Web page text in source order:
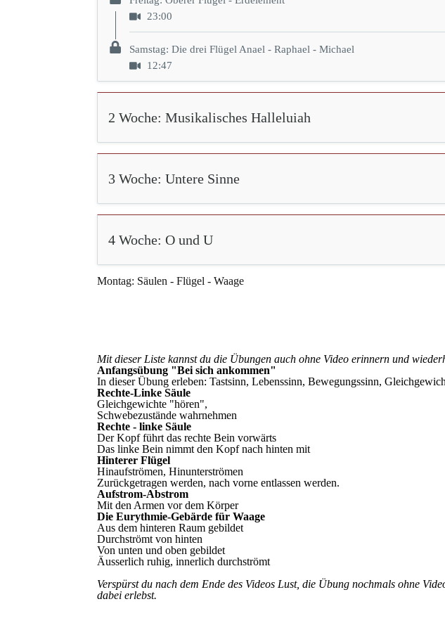
23:00
Samstag: Die drei Flügel Anael - Raphael - Michael
12:47
2 Woche: Musikalisches Halleluiah
3 Woche: Untere Sinne
4 Woche: O und U
Montag: Säulen - Flügel - Waage
Mit dieser Liste kannst du die Übungen auch ohne Video erinnern und
Anfangsübung "Bei sich ankommen"
In dieser Übung erleben: Tastsinn, Lebenssinn, Bewegungssinn,
Rechte-Linke Säule
Gleichgewichte "hören",
Schwebezustände wahrnehmen
Rechte - linke Säule
Der Kopf führt das rechte Bein vorwärts
Das linke Bein nimmt den Kopf nach hinten mit
Hinterer Flügel
Hinaufströmen, Hinunterströmen
Zurückgetragen werden, nach vorne entlassen werden.
Aufstrom-Abstrom
Mit den Armen vor dem Körper
Die Eurythmie-Gebärde für Waage
Aus dem hinteren Raum gebildet
Durchströmt von hinten
Von unten und oben gebildet
Äusserlich ruhig, innerlich durchströmt
Verspürst du nach dem Ende des Videos Lust, die Übung nochmals ohne
dabei erlebst.